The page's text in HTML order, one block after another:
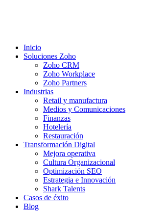
Inicio
Soluciones Zoho
Zoho CRM
Zoho Workplace
Zoho Partners
Industrias
Retail y manufactura
Medios y Comunicaciones
Finanzas
Hotelería
Restauración
Transformación Digital
Mejora operativa
Cultura Organizacional
Optimización SEO
Estrategia e Innovación
Shark Talents
Casos de éxito
Blog